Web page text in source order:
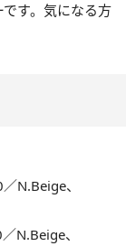
す。気になる方
N.Beige、
N.Beige、